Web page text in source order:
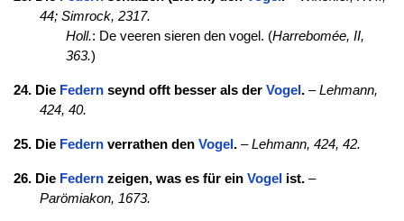
44; Simrock, 2317.
Holl.: De veeren sieren den vogel. (Harrebomée, II,
363.)
24. Die Federnseynd offt besser als der Vogel .–Lehmann,
424, 40.
25. Die Federnverrathen den Vogel .–Lehmann, 424, 42.
26. Die Federnzeigen, was es für ein Vogel ist.–
Parömiakon, 1673.